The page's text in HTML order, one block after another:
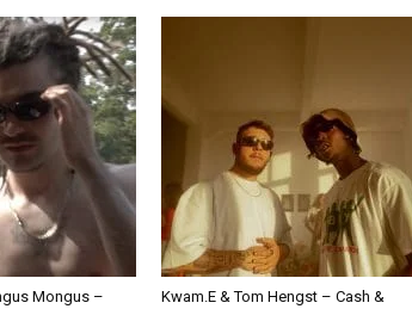
Mongus –
Kwam.E & Tom Hengst – Cash &